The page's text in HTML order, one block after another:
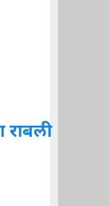
राबली